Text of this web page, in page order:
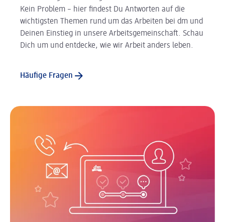
Kein Problem – hier findest Du Antworten auf die
wichtigsten Themen rund um das Arbeiten bei dm und
Deinen Einstieg in unsere Arbeitsgemeinschaft. Schau
Dich um und entdecke, wie wir Arbeit anders leben.
Häufige Fragen